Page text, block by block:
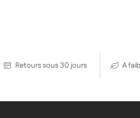
Retours sous 30 jours A